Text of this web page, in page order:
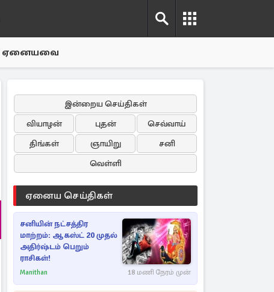
ஏனையவை
இன்றைய செய்திகள்
வியாழன்
புதன்
செவ்வாய்
திங்கள்
ஞாயிறு
சனி
வெள்ளி
ஏனைய செய்திகள்
சனியின் நட்சத்திர
மாற்றம்: ஆகஸ்ட் 20 முதல்
அதிர்ஷ்டம் பெறும்
ராசிகள்!
Manithan 18 மணி நேரம் முன்